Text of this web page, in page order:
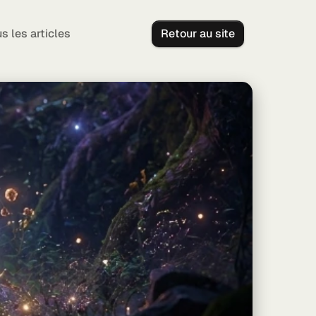
les articles Retour au site